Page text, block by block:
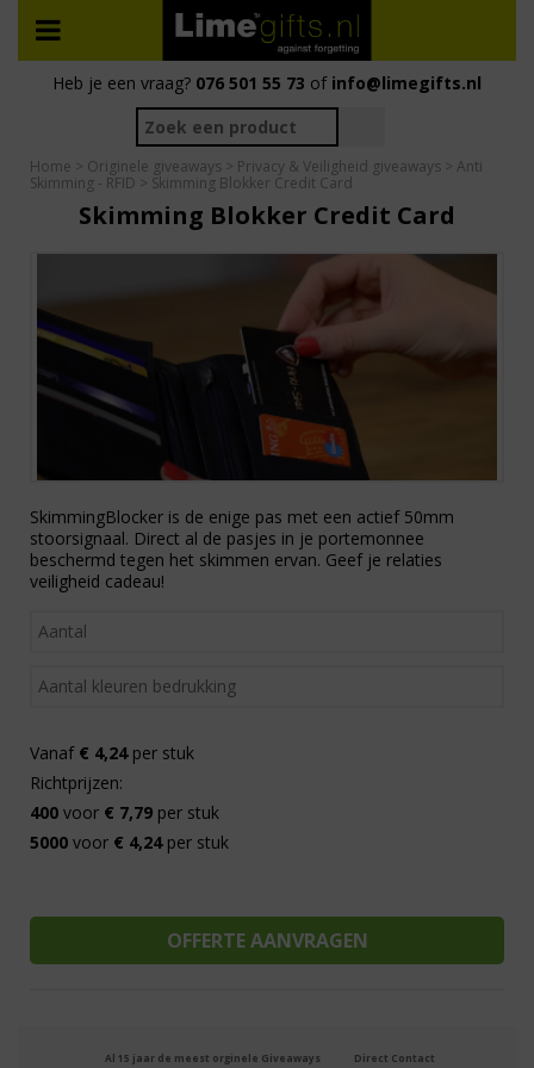
Heb je een vraag? 076 501 55 73 of info@limegifts.nl
Home > Originele giveaways > Privacy & Veiligheid giveaways > Anti
Skimming - RFID > Skimming Blokker Credit Card
Skimming Blokker Credit Card
SkimmingBlocker is de enige pas met een actief 50mm
stoorsignaal. Direct al de pasjes in je portemonnee
beschermd tegen het skimmen ervan. Geef je relaties
veiligheid cadeau!
Vanaf € 4,24per stuk
Richtprijzen:
400 voor € 7,79 per stuk
5000 voor € 4,24per stuk
Al 15 jaar de meest orginele Giveaways Direct Contact